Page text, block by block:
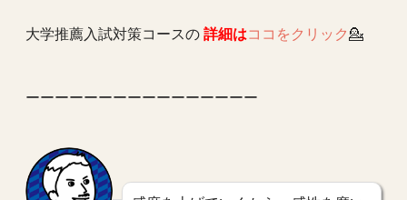
大学推薦入試対策コースの 詳細はココをクリック💁
ーーーーーーーーーーーーーーーー